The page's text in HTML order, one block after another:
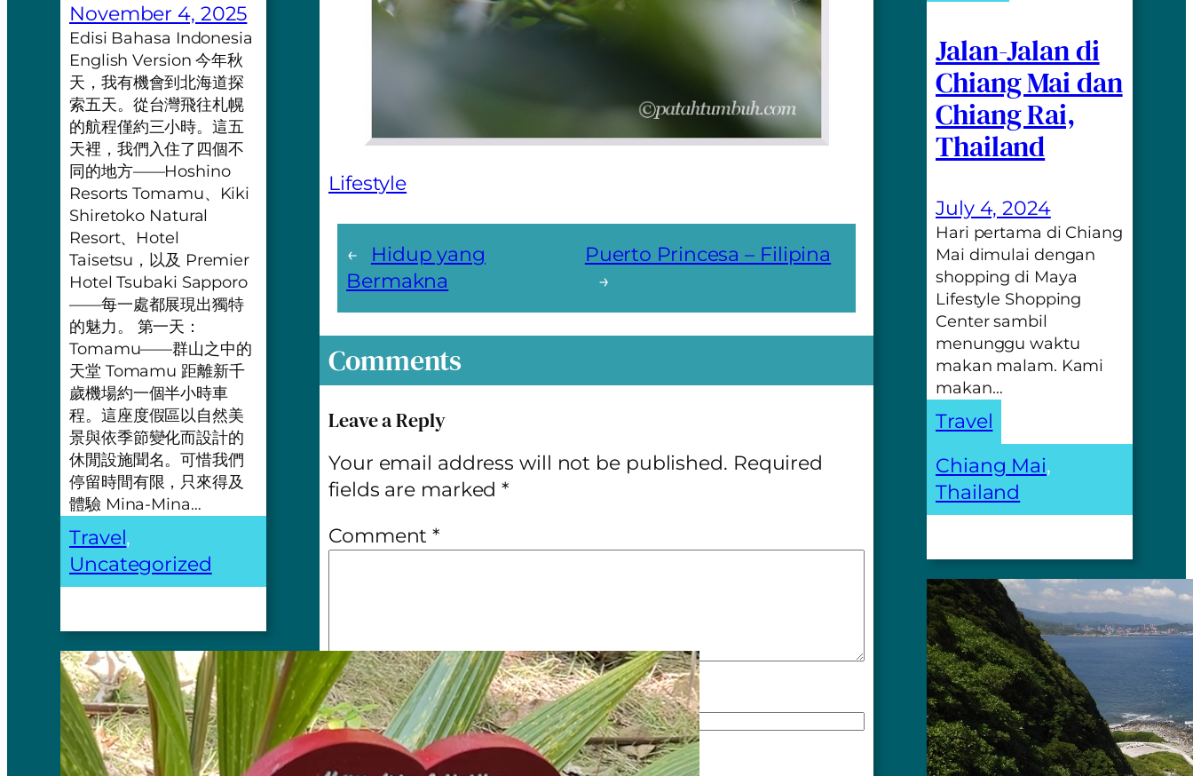
November 4, 2025
Edisi Bahasa Indonesia
English Version 今年秋
天，我有機會到北海道探
索五天。從台灣飛往札幌
的航程僅約三小時。這五
天裡，我們入住了四個不
同的地方——Hoshino
Resorts Tomamu、Kiki
Shiretoko Natural
Resort、Hotel
Taisetsu，以及 Premier
Hotel Tsubaki Sapporo
——每一處都展現出獨特
的魅力。 第一天：
Tomamu——群山之中的
天堂 Tomamu 距離新千
歲機場約一個半小時車
程。這座度假區以自然美
景與依季節變化而設計的
休閒設施聞名。可惜我們
停留時間有限，只來得及
體驗 Mina-Mina…
Travel
Uncategorized
Lifestyle
←
Hidup yang
Bermakna
Puerto Princesa – Filipina
→
Comments
Leave a Reply
Your email address will not be published. Required
fields are marked*
Comment*
Name*
Jalan-Jalan di
Chiang Mai dan
Chiang Rai,
Thailand
July 4, 2024
Hari pertama di Chiang
Mai dimulai dengan
shopping di Maya
Lifestyle Shopping
Center sambil
menunggu waktu
makan malam. Kami
makan…
Travel
Chiang Mai
Thailand